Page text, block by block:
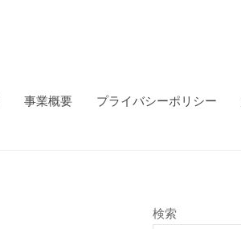
事業概要 プライバシーポリシー
検索